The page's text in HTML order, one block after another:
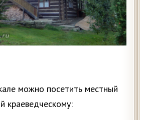
можно посетить местный
краеведческому: